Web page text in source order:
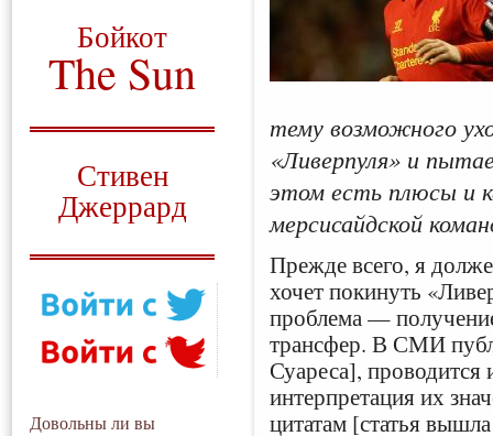
Бойкот
The Sun
Стивен
Джеррард
Довольны ли вы
тему возможного
«Ливерпуля» и
этом есть плюсы и
мерсисайдской
Прежде всего, я
хочет покинуть
проблема —
трансфер. В СМИ
Суареса], проводится
интерпретация их
цитатам [статья